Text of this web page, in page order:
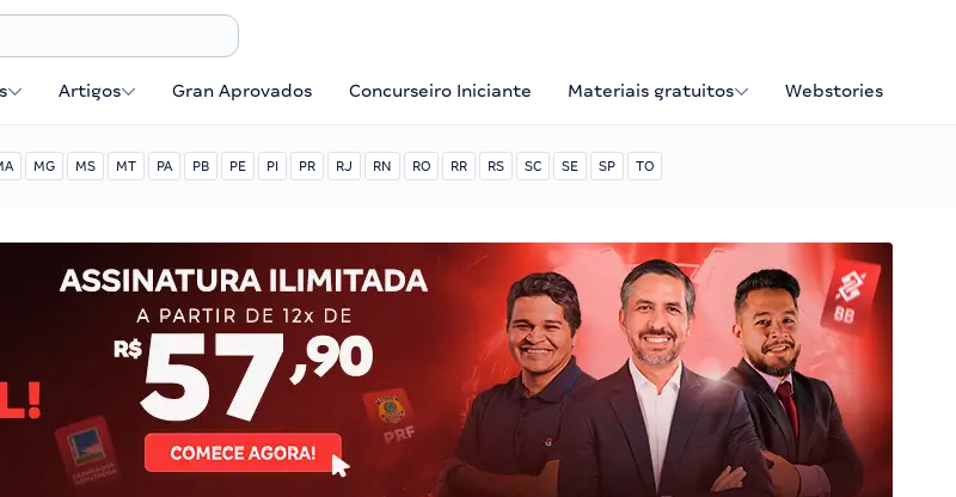
Artigos Gran Aprovados Concurseiro Iniciante Materiais gratuitos Webstories
MG MS MT PA PB PE PI PR RJ RN RO RR RS SC SE SP TO